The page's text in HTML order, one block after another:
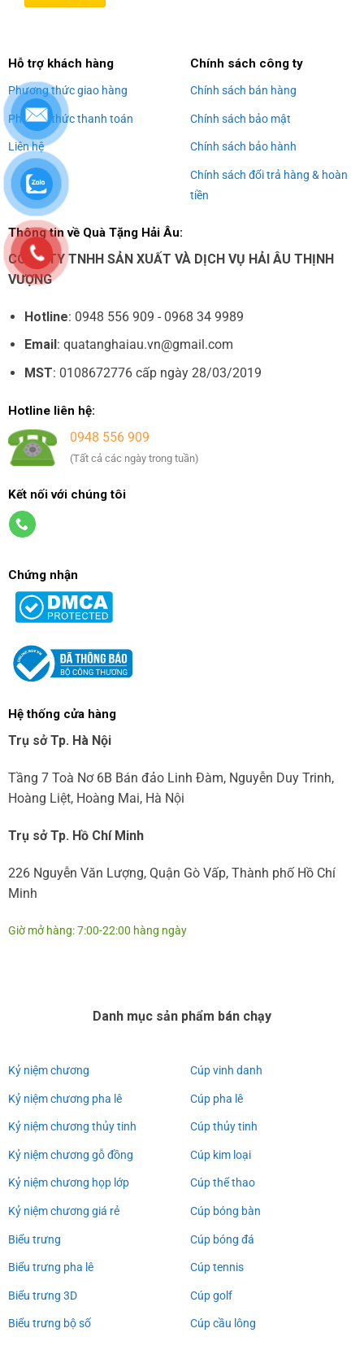
Hỗ trợ khách hàng
Phương thức giao hàng
Phương thức thanh toán
Liên hệ
Chính sách công ty
Chính sách bán hàng
Chính sách bảo mật
Chính sách bảo hành
Chính sách đổi trả hàng & hoàn
tiền
Thông tin về Quà Tặng Hải Âu:
CÔNG TY TNHH SẢN XUẤT VÀ DỊCH VỤ HẢI ÂU THỊNH
VƯỢNG
Hotline: 0948 556 909 - 0968 34 9989
Email: quatanghaiau.vn@gmail.com
MST: 0108672776 cấp ngày 28/03/2019
Hotline liên hệ:
0948 556 909
(Tất cả các ngày trong tuần)
Kết nối với chúng tôi
Chứng nhận
Hệ thống cửa hàng
Trụ sở Tp. Hà Nội
Tầng 7 Toà Nơ 6B Bán đảo Linh Đàm, Nguyễn Duy Trinh,
Hoàng Liệt, Hoàng Mai, Hà Nội
Trụ sở Tp. Hồ Chí Minh
226 Nguyễn Văn Lượng, Quận Gò Vấp, Thành phố Hồ Chí
Minh
Giờ mở hàng: 7:00-22:00 hàng ngày
Danh mục sản phẩm bán chạy
Kỷ niệm chương
Kỷ niệm chương pha lê
Kỷ niệm chương thủy tinh
Kỷ niệm chương gỗ đồng
Kỷ niệm chương họp lớp
Kỷ niệm chương giá rẻ
Biểu trưng
Biểu trưng pha lê
Biểu trưng 3D
Biểu trưng bộ số
Cúp vinh danh
Cúp pha lê
Cúp thủy tinh
Cúp kim loại
Cúp thể thao
Cúp bóng bàn
Cúp bóng đá
Cúp tennis
Cúp golf
Cúp cầu lông